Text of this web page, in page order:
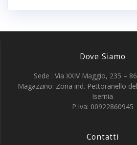
Dove Siamo
Sede : Via XXIV Maggio, 235 –
Magazzino: Zona ind. Pettoranello
Isernia
P.Iva: 00922860945
Contatti